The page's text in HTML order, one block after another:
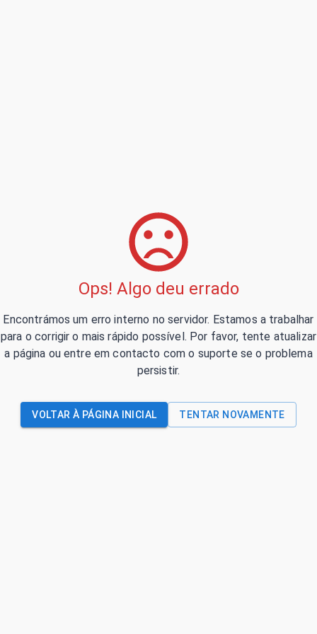
Ops! Algo deu errado
Encontrámos um erro interno no servidor. Estamos a trabalhar
para o corrigir o mais rápido possível. Por favor, tente atualizar
a página ou entre em contacto com o suporte se o problema
persistir.
VOLTAR À PÁGINA INICIAL TENTAR NOVAMENTE